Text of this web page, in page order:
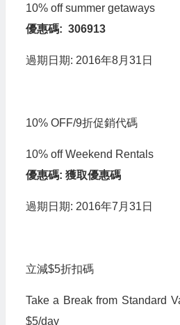
10% off summer getaways
優惠碼: 306913
過期日期: 2016年8月31日
10% OFF/9折促銷代碼
10% off Weekend Rentals
優惠碼: 獲取優惠碼
過期日期: 2016年7月31日
立減$5折扣碼
Take a Break from Standard
$5/day